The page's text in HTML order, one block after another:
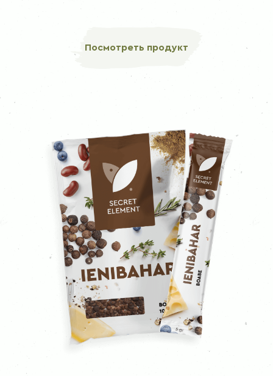
Посмотреть продукт